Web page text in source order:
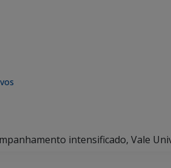
intensificado, Vale